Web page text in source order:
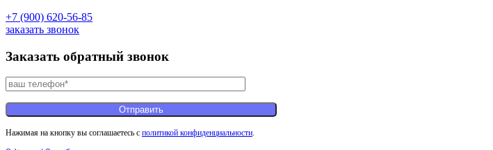
+7 (900) 620-56-85
заказать звонок
Заказать обратный звонок
Нажимая на кнопку вы соглашаетесь с политикой конфиденциальности.